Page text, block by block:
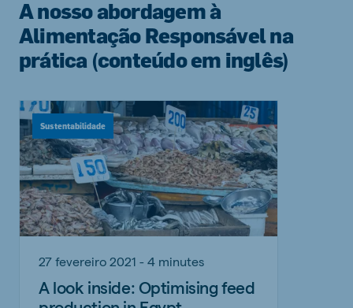
A nosso abordagem à
Alimentação Responsável na
prática (conteúdo em inglês)
Sustentabilidade
27 fevereiro 2021 - 4 minutes
A look inside: Optimising feed